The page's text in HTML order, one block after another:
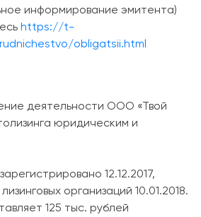
информирование эмитента)
https://t-
obligatsii.html
деятельности ООО «Твой
юридическим и
12.12.2017,
организаций 10.01.2018.
125 тыс. рублей